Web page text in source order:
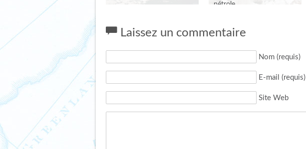
BANQUISE D’ÉTÉ
pétrole
ÎLE WRANGEL : ENTRE
Laissez un commentaire
Nom (requis)
E-mail (requis)
Site Web